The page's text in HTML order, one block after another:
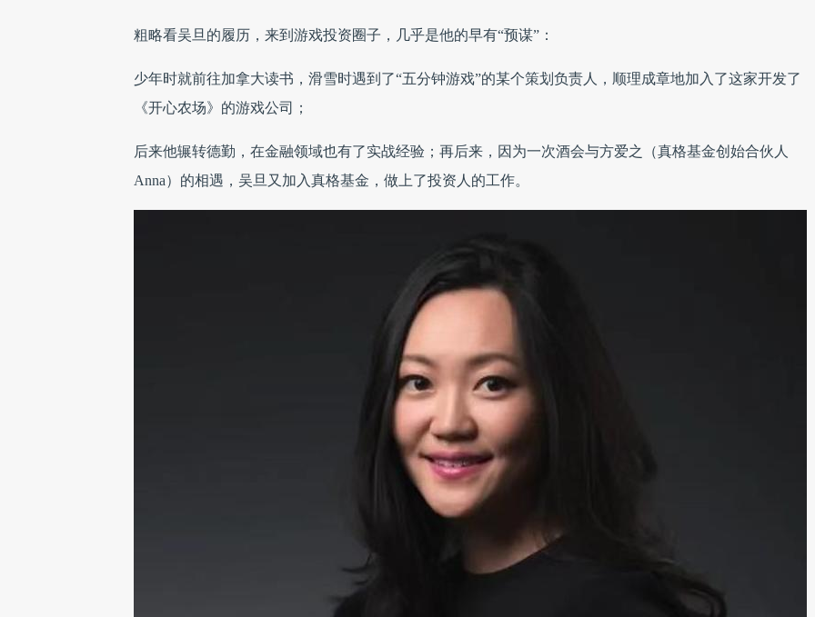
粗略看吴旦的履历，来到游戏投资圈子，几乎是他的早有“预谋”：
少年时就前往加拿大读书，滑雪时遇到了“五分钟游戏”的某个策划负责人，顺理成章地加入了这家开发了
《开心农场》的游戏公司；
后来他辗转德勤，在金融领域也有了实战经验；再后来，因为一次酒会与方爱之（真格基金创始合伙人
Anna）的相遇，吴旦又加入真格基金，做上了投资人的工作。